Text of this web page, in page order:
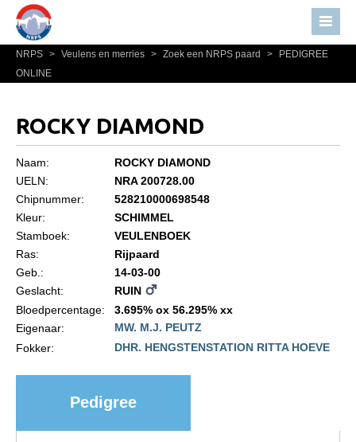
Home
Nieuws
Bestuur NRPS
Informatie
Statuten en reglementen
Algemeen
Veulenregistratie
NRPS > Veulens en merries > Zoek een NRPS paard >
PEDIGREE
ONLINE
ROCKY DIAMOND
Naam:
ROCKY DIAMOND
UELN:
NRA 200728.00
Chipnummer:
528210000698548
Kleur:
SCHIMMEL
Stamboek:
VEULENBOEK
Ras:
Rijpaard
Geb.:
14-03-00
Geslacht:
RUIN
Bloedpercentage:
3.695% ox 56.295% xx
Eigenaar:
MW. M.J. PEUTZ
Fokker:
DHR. HENGSTENSTATION RITTA HOEVE
Pedigree